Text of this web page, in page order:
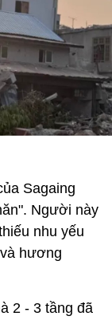
Sagaing
Người này
nhu yếu
hương
2 - 3 tầng đã